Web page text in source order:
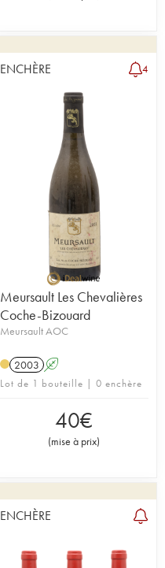
ENCHÈRE 4
Meursault Les Chevalières
Coche-Bizouard
Meursault AOC
2003 A
Lot de 1 bouteille | 0 enchère
40€
(mise à prix)
ENCHÈRE